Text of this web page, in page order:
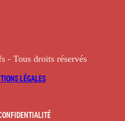
- Tous droits réservés
LÉGALES